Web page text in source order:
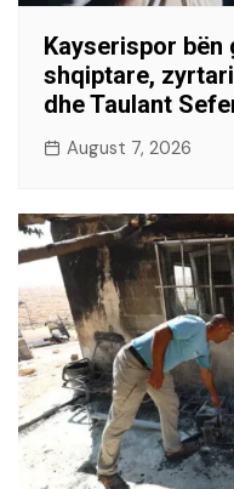
Kayserispor
shqiptare,
dhe Taulant
August 7, 2026